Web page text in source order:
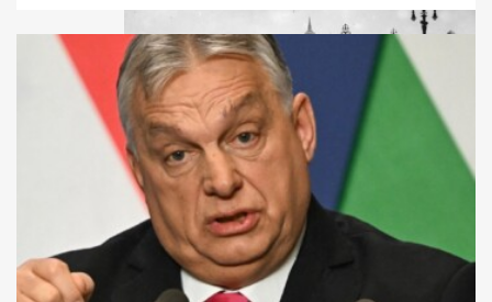
Mennyire ismered a régi